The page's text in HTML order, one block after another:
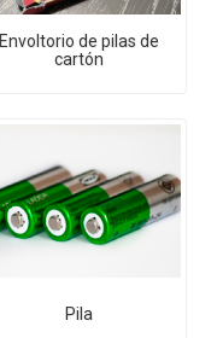
Envoltorio de pilas de
cartón
Pila